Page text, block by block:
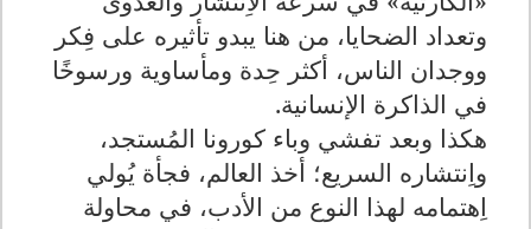
وتعداد الضحايا، من هنا يبدو تأثيره على فِكر
ووجدان الناس، أكثر حِدة ومأساوية ورسوخًا
في الذاكرة الإنسانية.
هكذا وبعد تفشي وباء كورونا المُستجد،
واِنتشاره السريع؛ أخذ العالم، فجأة يُولي
اِهتمامه لهذا النوع من الأدب، في محاولة